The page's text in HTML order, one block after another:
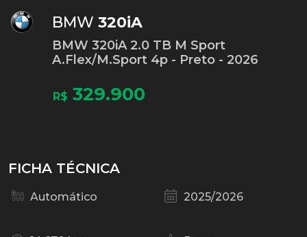
BMW 320iA
BMW 320iA 2.0 TB M Sport
A.Flex/M.Sport 4p - Preto - 2026
R$ 329.900
FICHA TÉCNICA
Automático 2025/2026